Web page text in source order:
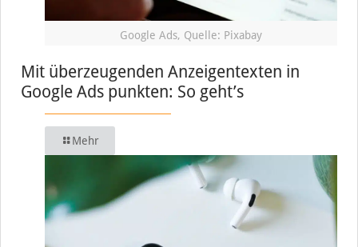
Google Ads, Quelle: Pixabay
Mit überzeugenden Anzeigentexten in
Google Ads punkten: So geht’s
Mehr